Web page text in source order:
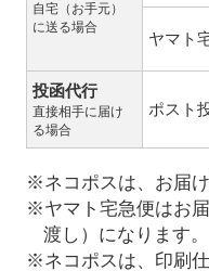
自宅（お手元）
に送る場合
ヤマト
投函代行
直接相手に届け
る場合
ポスト
※ネコポスは、お届
※ヤマト宅急便はお
渡し）になります。
※ネコポスは、印刷